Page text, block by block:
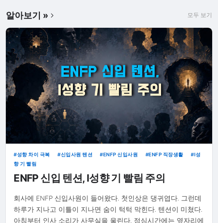
알아보기 » 모두 보기
성향 차이 극복 신입사원 텐션 ENFP 신입사원 ENFP 직장생활
I성
향 기 빨림
ENFP 신입 텐션, I성향 기 빨림 주의
회사에 ENFP 신입사원이 들어왔다. 첫인상은 댕귀엽다. 그런데
하루가 지나고 이틀이 지나면 숨이 턱턱 막힌다. 텐션이 미쳤다.
아침부터 인사 소리가 사무실을 울린다. 점심시간에는 옆자리에